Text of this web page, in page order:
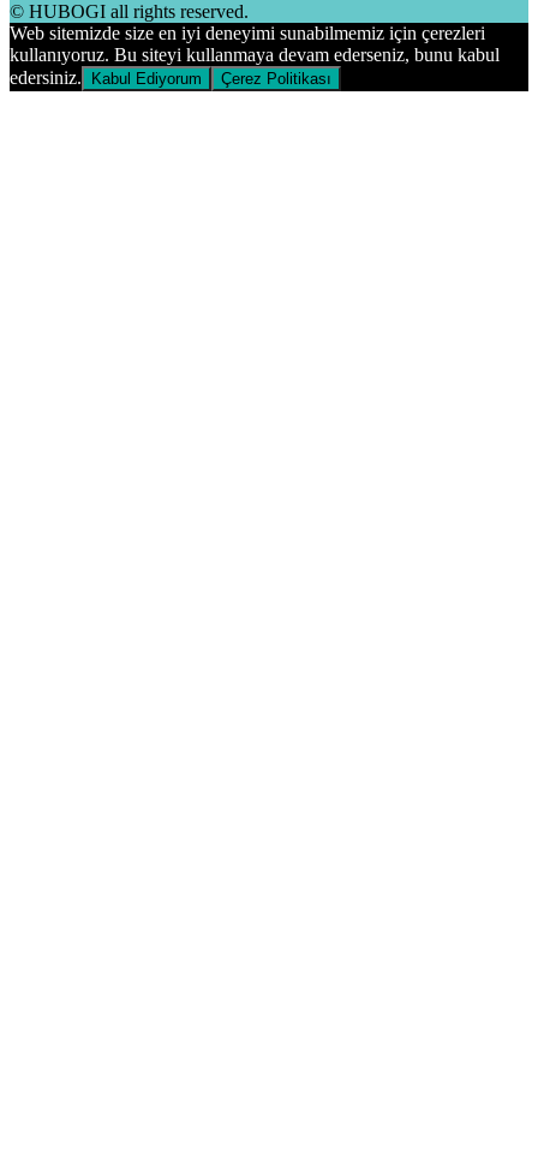
© HUBOGI all rights reserved.
Web sitemizde size en iyi deneyimi sunabilmemiz için çerezleri
kullanıyoruz. Bu siteyi kullanmaya devam ederseniz, bunu kabul
edersiniz.
Kabul Ediyorum Çerez Politikası